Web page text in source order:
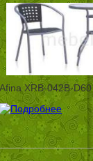
Afina ХRB-042В-